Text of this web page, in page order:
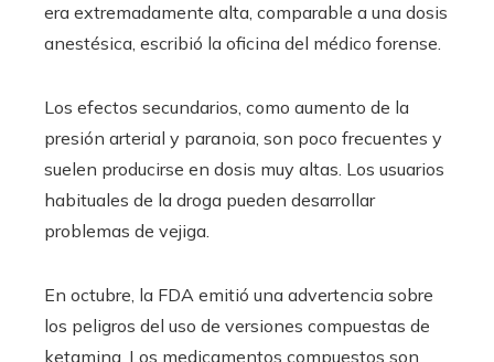
era extremadamente alta, comparable a una dosis
anestésica, escribió la oficina del médico forense.
Los efectos secundarios, como aumento de la
presión arterial y paranoia, son poco frecuentes y
suelen producirse en dosis muy altas. Los usuarios
habituales de la droga pueden desarrollar
problemas de vejiga.
En octubre, la FDA emitió una advertencia sobre
los peligros del uso de versiones compuestas de
ketamina. Los medicamentos compuestos son